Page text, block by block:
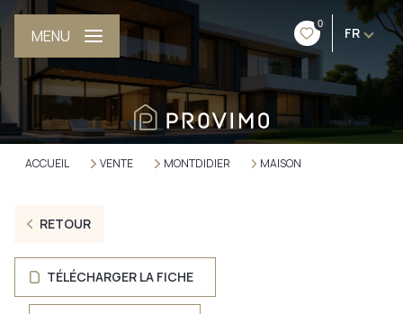
0
FR
MENU
ACCUEIL VENTE MONTDIDIER MAISON
RETOUR
TÉLÉCHARGER LA FICHE